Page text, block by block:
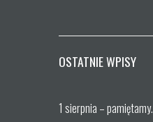
OSTATNIE WPISY
1 sierpnia – pamiętamy.